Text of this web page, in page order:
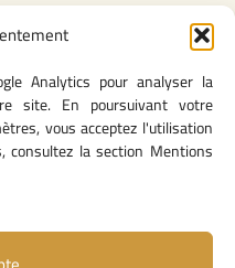
Analytics pour analyser la
site. En poursuivant votre
vous acceptez l'utilisation
consultez la section Mentions